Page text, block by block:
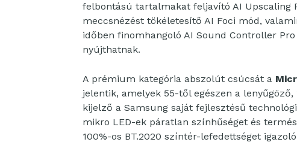
felbontású tartalmakat feljavító AI Upscaling
meccsnézést tökéletesítő AI Foci mód,
időben finomhangoló AI Sound Controller
nyújthatnak.
A prémium kategória abszolút csúcsát a
jelentik, amelyek 55-től egészen a
kijelző a Samsung saját fejlesztésű
mikro LED-ek páratlan színhűséget és
100%-os BT.2020 színtér-lefedettséget